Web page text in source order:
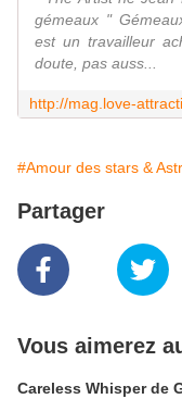
gémeaux "
est un travailleur
doute, pas auss...
#Amour des stars &
Partager
Vous aimerez
Careless Whisper de